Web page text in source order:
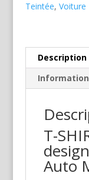
Teintée, Voiture
Description
T-
Auto